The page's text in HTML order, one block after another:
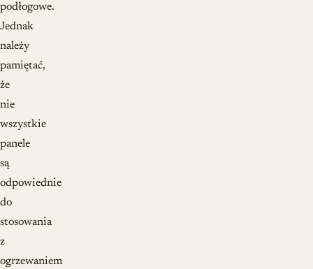
podłogowe.
Jednak
należy
pamiętać,
że
nie
wszystkie
panele
są
odpowiednie
do
stosowania
z
ogrzewaniem